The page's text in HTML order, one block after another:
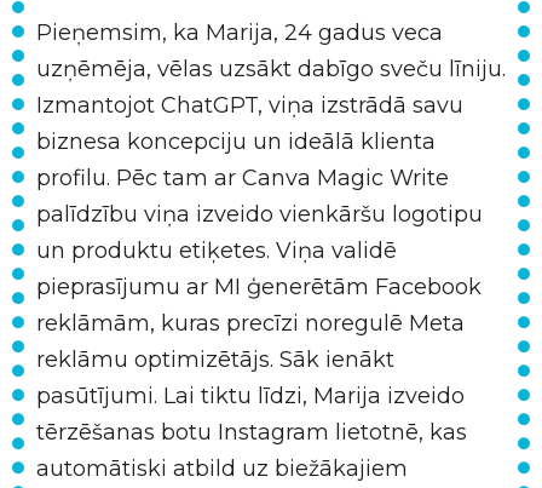
Pieņemsim, ka Marija, 24 gadus veca
uzņēmēja, vēlas uzsākt dabīgo sveču līniju.
Izmantojot ChatGPT, viņa izstrādā savu
biznesa koncepciju un ideālā klienta
profilu. Pēc tam ar Canva Magic Write
palīdzību viņa izveido vienkāršu logotipu
un produktu etiķetes. Viņa validē
pieprasījumu ar MI ģenerētām Facebook
reklāmām, kuras precīzi noregulē Meta
reklāmu optimizētājs. Sāk ienākt
pasūtījumi. Lai tiktu līdzi, Marija izveido
tērzēšanas botu Instagram lietotnē, kas
automātiski atbild uz biežākajiem